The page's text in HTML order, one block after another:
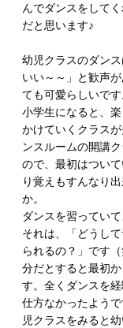
んでダンスをして
だと思います♪
幼児クラスのダン
いい～～」と歓声
ても可愛らしいです
小学生になると、
かけていくクラス
ンスルームの開講
ので、最初はつい
り覚えもすんなり
か。
ダンスを習ってい
それは、「どうし
られるの？」です
分だとすると最初
す。全くダンスを
仕方なかったよう
児クラスをみると